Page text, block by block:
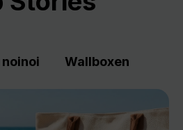
noinoi Wallboxen